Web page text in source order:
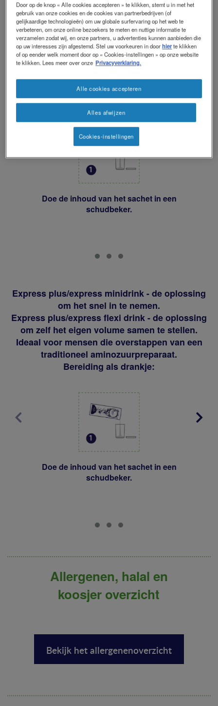
Bereiding
overstappen van PKU gel vanwege zijn klein
volume.
Doe de inhoud van het sachet in een
schudbeker.
Express plus/express minidrink - de oplossing
om het snel in te nemen.
Express plus/express flexi drink - de oplossing
om zelf het eigen volume samen te stellen.
Ideaal voor mensen die overstappen van een
traditioneel aminozuurpreparaat.
Bereiding als drankje:
Doe de inhoud van het sachet in een
schudbeker.
Allergenen, halal en
koosjer overzicht
Bekijk het allergenenoverzicht
Door op de knop « Alle cookies accepteren » te klikken, stemt u in met het
gebruik van onze cookies en de cookies van partnerbedrijven (of
gelijkaardige technologieën) om uw globale surfervaring op het web te
verbeteren, om onze online bezoekers te meten en nuttige informatie te
verzamelen zodat wij, en onze partners, u advertenties kunnen aanbieden die
op uw interesses zijn afgestemd. Stel uw voorkeuren in doorhierte klikken
of op eender welk moment door op « Cookies-instellingen » op onze website
te klikken. Lees meer over onze Privacyverklaring.
Alles afwijzen
Alle cookies accepteren
Cookies-instellingen